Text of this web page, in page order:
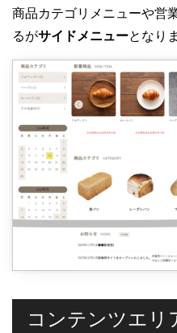
商品カテゴリメニューや営
るがサイドメニューとなり
コンテンツエリ